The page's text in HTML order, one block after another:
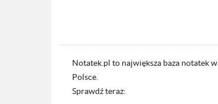
Notatek.pl to największa baza notatek w
Polsce.
Sprawdź teraz: